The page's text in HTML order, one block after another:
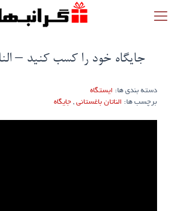
جایگاه خود را کسب کنید –
دسته بندی ها: ایستگاه
برچسب ها: الناتان باغستانی , جایگاه